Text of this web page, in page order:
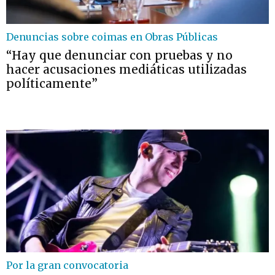
Denuncias sobre coimas en Obras Públicas
“Hay que denunciar con pruebas y no
hacer acusaciones mediáticas utilizadas
políticamente”
Por la gran convocatoria